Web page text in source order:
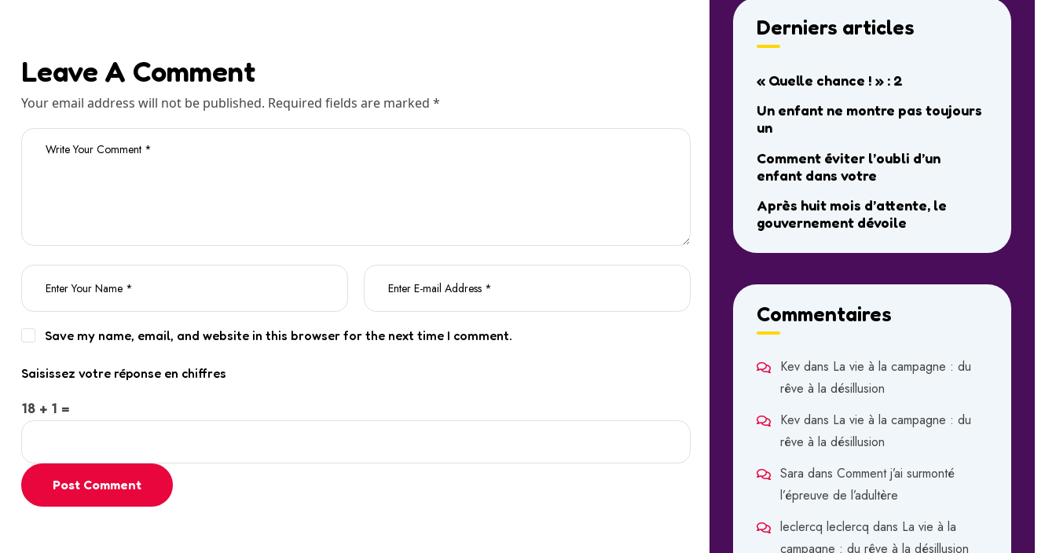
Leave A Comment
Your email address will not be published. Required fields are marked *
Save my name, email, and website in this browser for the next time I comment.
Saisissez votre réponse en chiffres
18 + 1 =
Post Comment
Derniers articles
« Quelle chance ! » : 2
Un enfant ne montre pas toujours
un
Comment éviter l’oubli d’un
enfant dans votre
Après huit mois d’attente, le
gouvernement dévoile
Commentaires
Kev dans La vie à la campagne : du
rêve à la désillusion
Kev dans La vie à la campagne : du
rêve à la désillusion
Sara dans Comment j’ai surmonté
l’épreuve de l’adultère
leclercq leclercq dans La vie à la
campagne : du rêve à la désillusion